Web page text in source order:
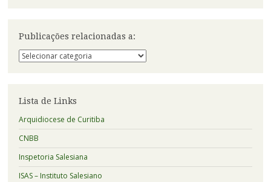
Publicações relacionadas a:
Publicações
relacionadas
Lista de Links
Arquidiocese de Curitiba
CNBB
Inspetoria Salesiana
ISAS – Instituto Salesiano